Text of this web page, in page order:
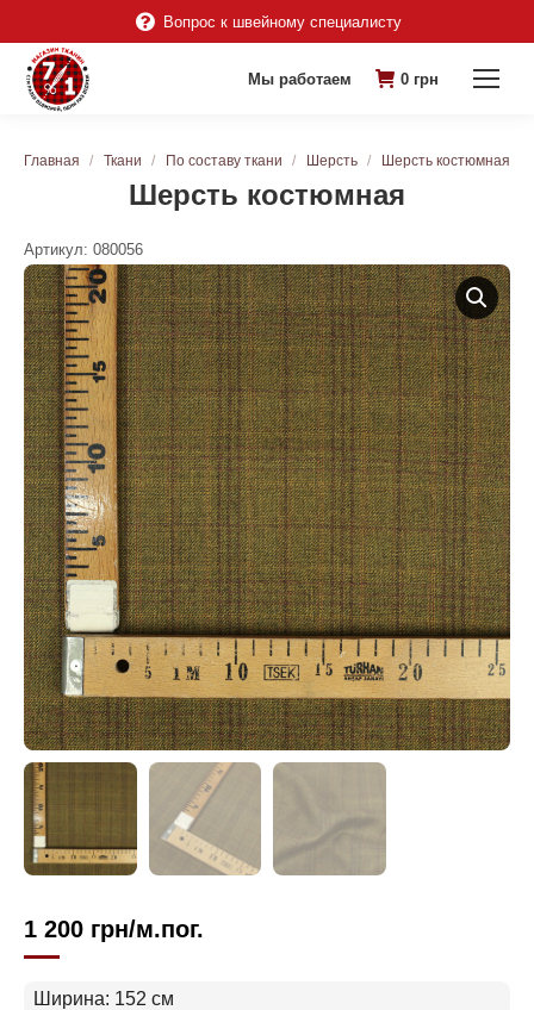
Вопрос к швейному специалисту
Мы работаем 0 грн
Шерсть костюмная
Вы здесь:
Главная Ткани По составу ткани Шерсть Шерсть костюмная
Артикул: 080056
1 200 грн/м.пог.
Ширина: 152 см